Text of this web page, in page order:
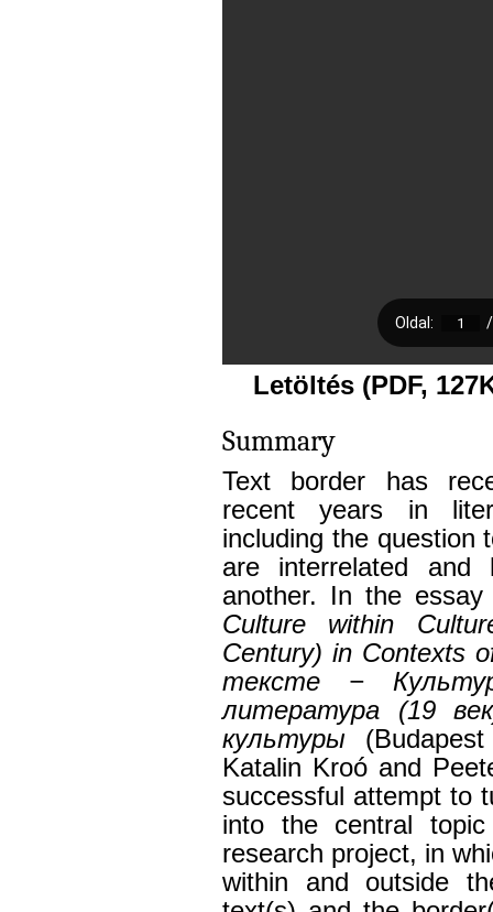
Letöltés (PDF,
Summary
Text border has
recent years in
including the question
are interrelated
another. In the
Culture within
Century) in Contexts
тексте −
литература (19
культуры
Katalin Kroó and
successful attempt to
into the central
research project, in
within and outside